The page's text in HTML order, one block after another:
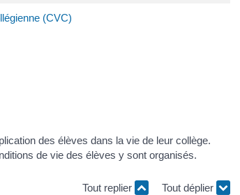
(CVC)
des élèves dans la vie de leur collège.
de vie des élèves y sont organisés.
Tout replier Tout déplier